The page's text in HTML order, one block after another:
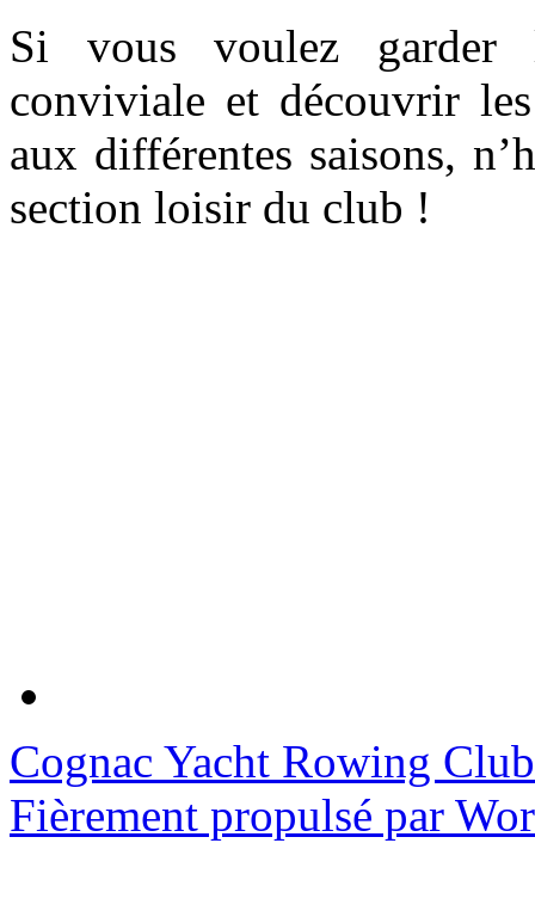
Si vous voulez garder
conviviale et découvrir
aux différentes saisons,
section loisir du club !
Cognac Yacht Rowing Club
Fièrement propulsé par